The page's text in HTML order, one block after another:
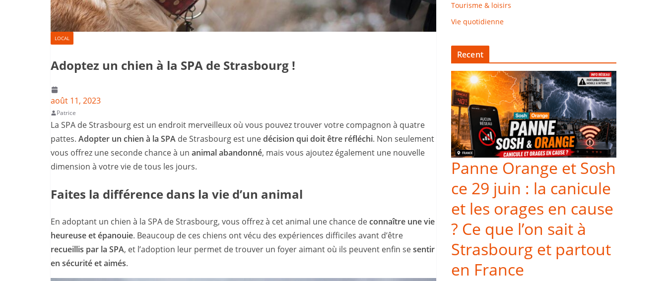
LOCAL
Adoptez un chien à la SPA de Strasbourg !
août 11, 2023
Patrice
La SPA de Strasbourg est un endroit merveilleux où vous pouvez trouver votre compagnon à quatre
pattes. Adopter un chien à la SPA de Strasbourg est unedécision qui doit être réfléchi. Non seulement
vous offrez une seconde chance à un animal abandonné, mais vous ajoutez également une nouvelle
dimension à votre vie de tous les jours.
Faites la différence dans la vie d’un animal
En adoptant un chien à la SPA de Strasbourg, vous offrez à cet animal une chance deconnaître une vie
heureuse et épanouie. Beaucoup de ces chiens ont vécu des expériences difficiles avant d’être
recueillis par la SPA, et l’adoption leur permet de trouver un foyer aimant où ils peuvent enfin sesentir
en sécurité et aimés.
Tourisme & loisirs
Vie quotidienne
Recent
Panne Orange et Sosh
ce 29 juin : la canicule
et les orages en cause
? Ce que l’on sait à
Strasbourg et partout
en France